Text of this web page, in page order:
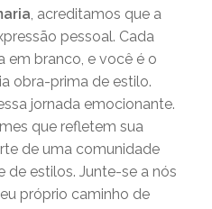
, acreditamos que a
pessoal. Cada
em branco, e você é o
obra-prima de estilo.
jornada emocionante.
que refletem sua
de uma comunidade
de estilos. Junte-se a nós
próprio caminho de